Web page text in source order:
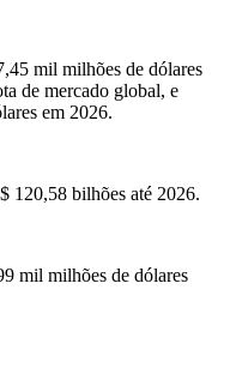
mil milhões de dólares
de mercado global, e
em 2026.
120,58 bilhões até 2026.
mil milhões de dólares